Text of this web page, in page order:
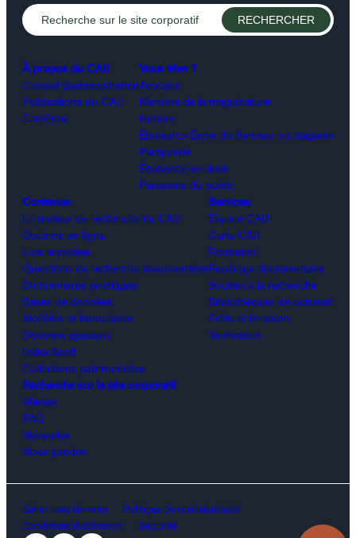
À propos du CAIJ
Conseil d’administration
Publications du CAIJ
Carrières
Vous êtes ?
Avocat.e
Membre de la magistrature
Notaire
Étudiant.e École du Barreau ou stagiaire
Parajuriste
Étudiant.e en droit
Personne du public
Contenus
Le moteur de recherche du CAIJ
Doctrine en ligne
Lois annotées
Questions de recherche documentées
Dictionnaires juridiques
Bases de données
Modèles et formulaires
Dossiers spéciaux
Index Scott
Collections patrimoniales
Services
Espace CAIJ
Carte CAIJ
Formation
Repérage documentaire
Soutien à la recherche
Bibliothèques de cotravail
Prêts et livraison
Tarification
Recherche sur le site corporatif
Médias
FAQ
Nouvelles
Nous joindre
Gérer mes témoins
Politique de confidentialité
Conditions d’utilisation
Sécurité